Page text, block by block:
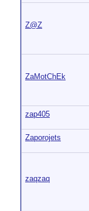
Z@Z
ZaMotChEk
zap405
Zaporojets
zaqzaq